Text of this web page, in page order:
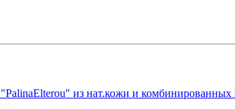
из нат.кожи и комбинированных